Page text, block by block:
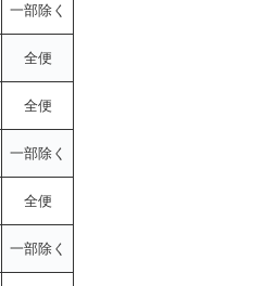
一部除く
全便
全便
一部除く
全便
一部除く